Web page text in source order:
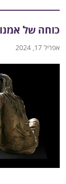
כוחה של
אפריל 17, 2024